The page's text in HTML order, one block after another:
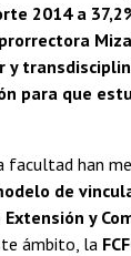
2014 a
para que
facultad han
de
y
ámbito, la